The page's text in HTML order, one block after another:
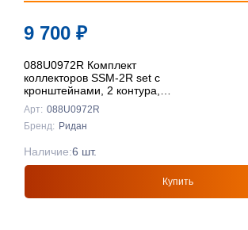
9 700 ₽
088U0972R Комплект
коллекторов SSM-2R set с
кронштейнами, 2 контура,
Ридан
Арт: 088U0972R
Бренд: Ридан
Купить
Наличие:6 шт.